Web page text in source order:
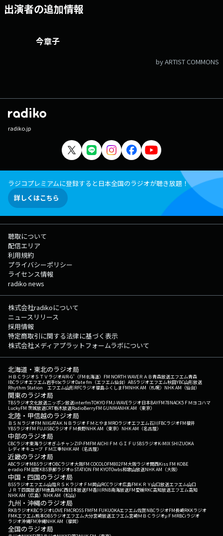
出演者の追加情報
今章子
by ARTIST COMMONS
radiko.jp
ラジコプレミアムに登録すると日本全国のラジオが聴き放題！
詳しくはこちら
聴取について
配信エリア
利用規約
プライバシーポリシー
ライセンス情報
radiko news
株式会社radikoについて
ニュースリリース
採用情報
特定商取引に関する法律に基づく表示
株式会社メディアプラットフォームラボについて
北海道・東北のラジオ局
ＨＢＣラジオＳＴＶラジオAIR-G'（FM北海道） FM NORTH WAVEＲＡＢ青森放送エフエム青森
IBCラジオエフエム岩手tbcラジオDate fm（エフエム仙台） ABSラジオエフエム秋田YBC山形放送
Rhythm Station エフエム山形RFCラジオ福島ふくしまFMNHK AM（札幌） NHK AM（仙台）
関東のラジオ局
TBSラジオ文化放送ニッポン放送interfmTOKYO FMJ-WAVEラジオ日本BAYFM78NACK5 ＦＭヨコハマ
LuckyFM 茨城放送CRT栃木放送RadioBerryFM GUNMANHK AM（東京）
北陸・甲信越のラジオ局
ＢＳＮラジオFM NIIGATAＫＮＢラジオ ＦＭとやまMROラジオエフエム石川FBCラジオFM福井
YBSラジオFM FUJISBCラジオ ＦＭ長野NHK AM（東京） NHK AM（名古屋）
中部のラジオ局
CBCラジオ東海ラジオぎふチャンZIP-FMFM AICHI ＦＭ ＧＩＦＵ SBSラジオK-MIX SHIZUOKA
レディオキューブ ＦＭ三重NHK AM（名古屋）
近畿のラジオ局
ABCラジオMBSラジオOBCラジオ大阪FM COCOLOFM802FM大阪ラジオ関西Kiss FM KOBE
e-radio FM滋賀KBS京都ラジオα-STATION FM KYOTOwbs和歌山放送NHK AM（大阪）
中国・四国のラジオ局
BSSラジオエフエム山陰ＲＳＫラジオ ＦＭ岡山RCCラジオ広島FM ＫＲＹ山口放送エフエム山口
ＪＲＴ四国放送FM徳島RNC西日本放送FM香川RNB南海放送FM愛媛RKC高知放送エフエム高知
NHK AM（広島） NHK AM（松山）
九州・沖縄のラジオ局
RKBラジオKBCラジオLOVE FMCROSS FMFM FUKUOKAエフエム佐賀NBCラジオFM長崎RKKラジオ
FMKエフエム熊本OBSラジオエフエム大分宮崎放送エフエム宮崎ＭＢＣラジオμＦＭRBCiラジオ
ラジオ沖縄FM沖縄NHK AM（福岡）
全国のラジオ局